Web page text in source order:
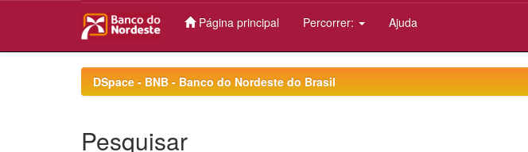
Página principal Percorrer: Ajuda
DSpace - BNB - Banco do Nordeste do Brasil
Pesquisar